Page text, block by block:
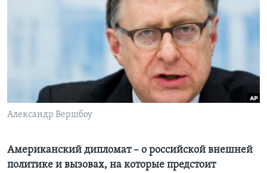
Александр Вершбоу
Американский дипломат – о российской внешней
политике и вызовах, на которые предстоит